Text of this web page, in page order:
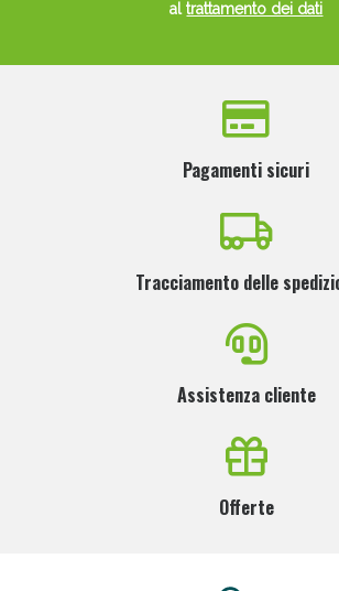
altrattamento dei dati
Pagamenti sicuri
Tracciamento delle
Assistenza cliente
Offerte